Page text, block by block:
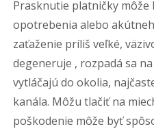
Prasknutie platničky
opotrebenia alebo
zaťaženie príliš veľké,
degeneruje , rozpadá sa
vytláčajú do okolia,
kanála. Môžu tlačiť na
poškodenie môže byť